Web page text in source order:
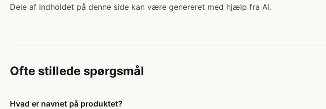
Dele af indholdet på denne side kan være genereret med hjælp fra AI.
Ofte stillede spørgsmål
Hvad er navnet på produktet?